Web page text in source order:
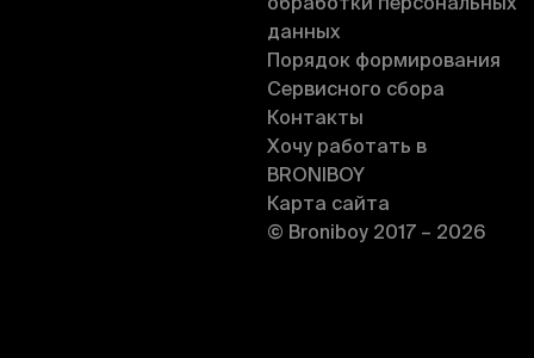
обработки персональных
данных
Порядок формирования
Сервисного сбора
Контакты
Хочу работать в
BRONIBOY
Карта сайта
© Broniboy 2017 – 2026